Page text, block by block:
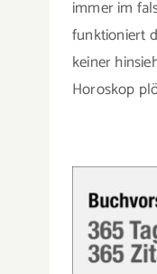
du
nix
immer im
funktioniert
keiner
Horoskop